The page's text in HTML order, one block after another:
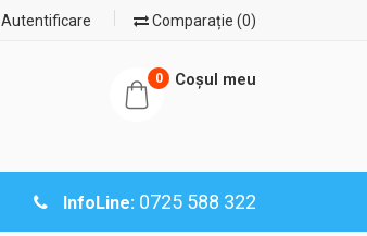
Autentificare Comparație (0)
0 Coşul meu
InfoLine: 0725 588 322